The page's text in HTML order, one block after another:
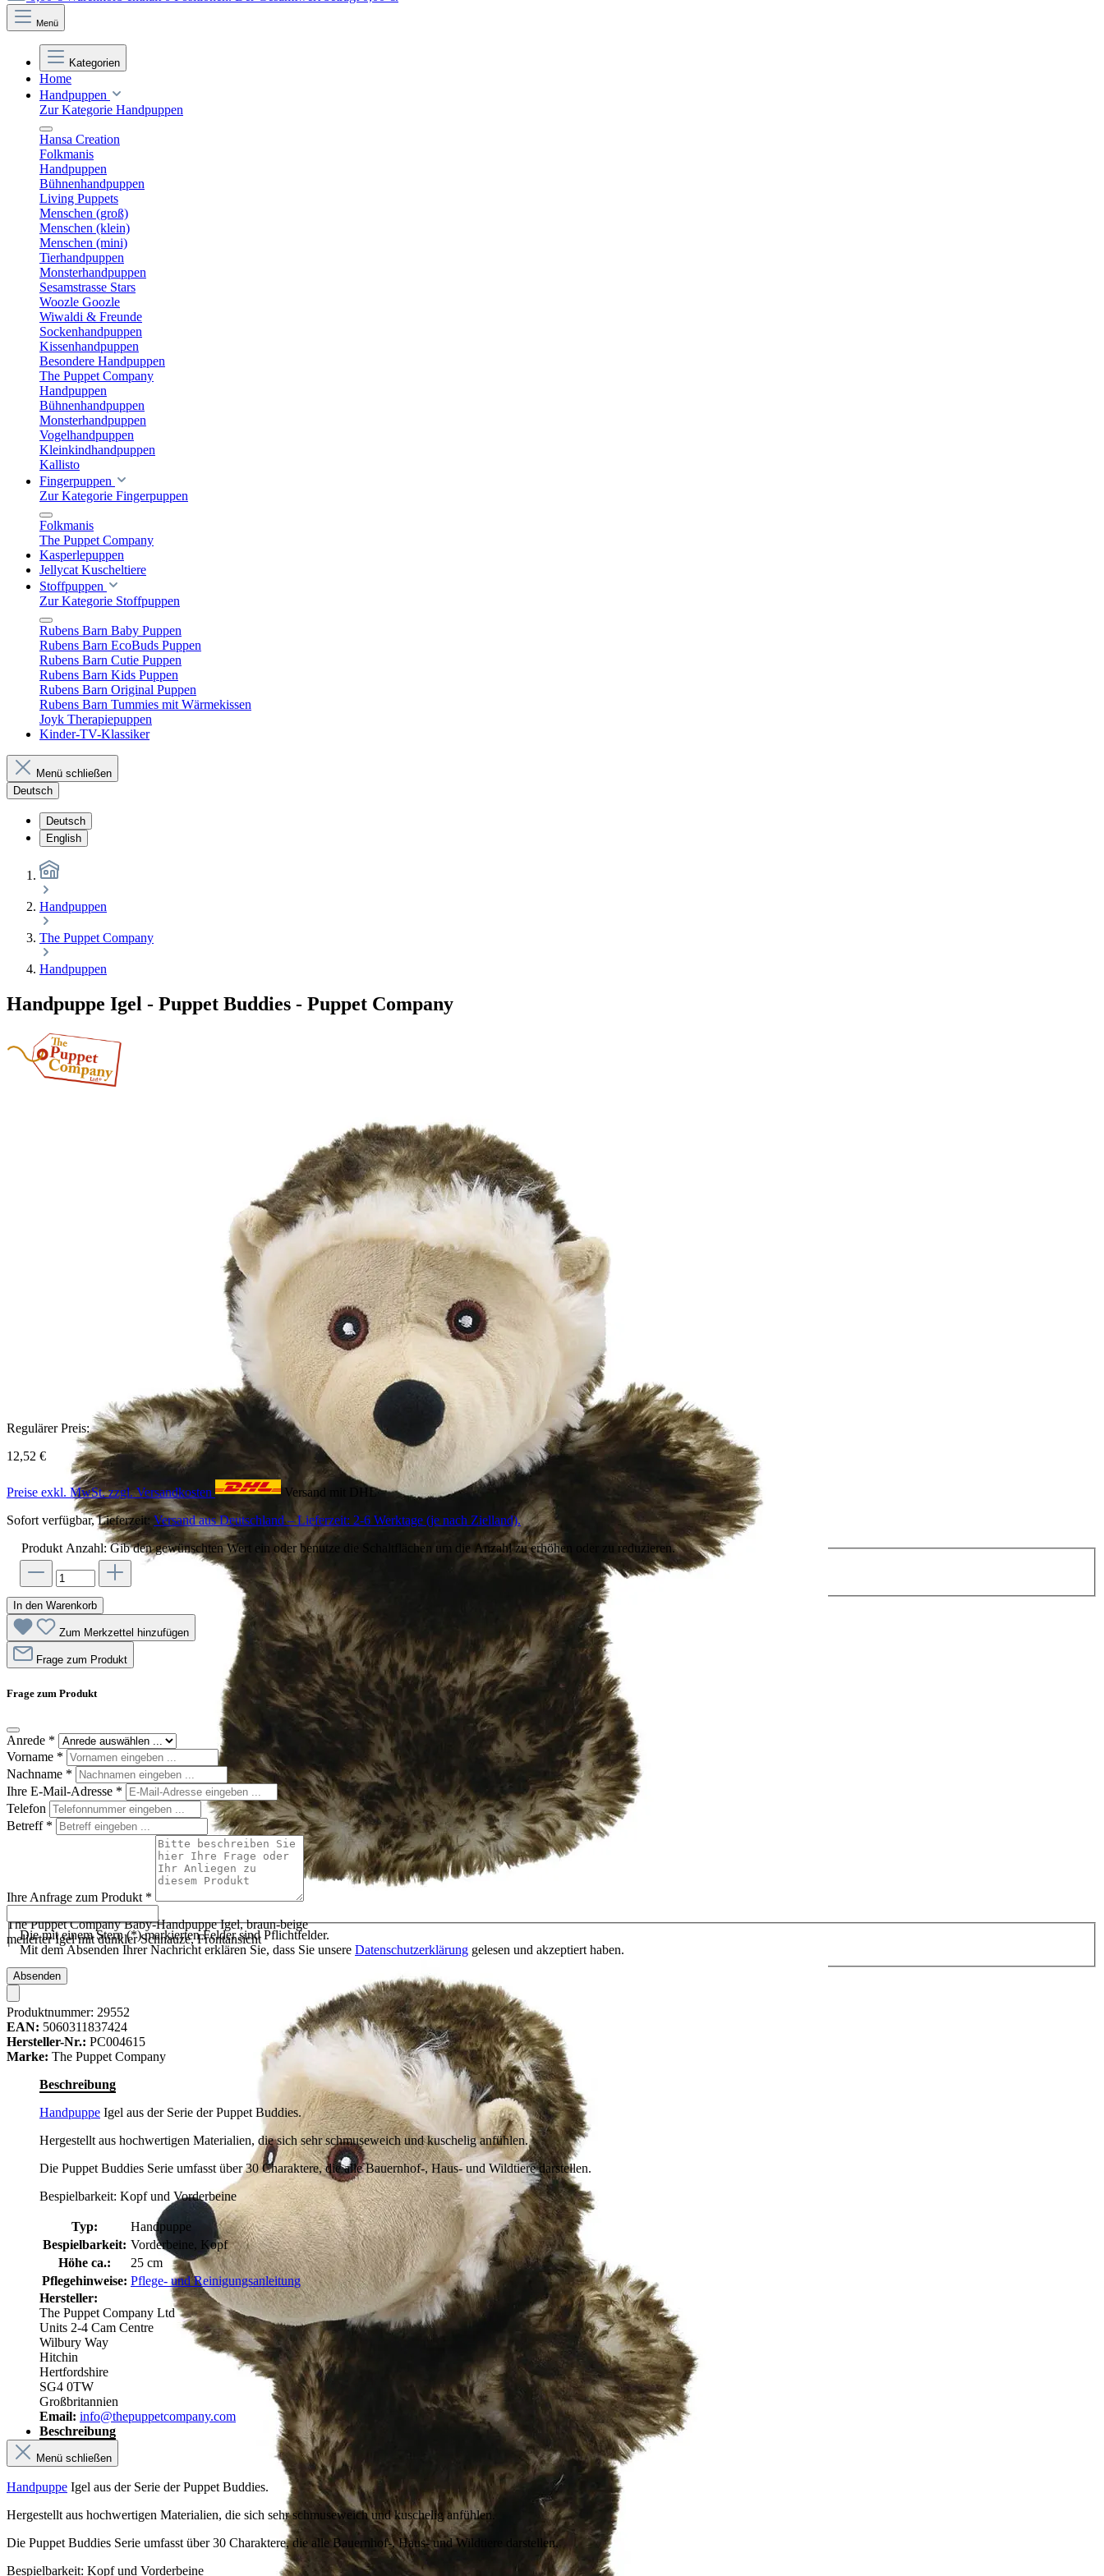
Menü
Kategorien
Home
Handpuppen
Zur Kategorie Handpuppen
Hansa Creation
Folkmanis
Handpuppen
Bühnenhandpuppen
Living Puppets
Menschen (groß)
Menschen (klein)
Menschen (mini)
Tierhandpuppen
Monsterhandpuppen
Sesamstrasse Stars
Woozle Goozle
Wiwaldi & Freunde
Sockenhandpuppen
Kissenhandpuppen
Besondere Handpuppen
The Puppet Company
Handpuppen
Bühnenhandpuppen
Monsterhandpuppen
Vogelhandpuppen
Kleinkindhandpuppen
Kallisto
Fingerpuppen
Zur Kategorie Fingerpuppen
Folkmanis
The Puppet Company
Kasperlepuppen
Jellycat Kuscheltiere
Stoffpuppen
Zur Kategorie Stoffpuppen
Rubens Barn Baby Puppen
Rubens Barn EcoBuds Puppen
Rubens Barn Cutie Puppen
Rubens Barn Kids Puppen
Rubens Barn Original Puppen
Rubens Barn Tummies mit Wärmekissen
Joyk Therapiepuppen
Kinder-TV-Klassiker
Menü schließen
Deutsch
Deutsch
English
Handpuppen
The Puppet Company
Handpuppen
Handpuppe Igel - Puppet Buddies - Puppet Company
The Puppet Company Baby-Handpuppe Igel, braun-beige
melierter Igel mit dunkler Schnauze, Frontansicht
Regulärer Preis:
12,52 €
Preise exkl. MwSt. zzgl. Versandkosten
Versand mit DHL
Sofort verfügbar, Lieferzeit:Versand aus Deutschland – Lieferzeit: 2-6 Werktage (je nach Zielland).
Produkt Anzahl: Gib den gewünschten Wert ein oder benutze die Schaltflächen um die Anzahl zu erhöhen oder zu reduzieren.
In den Warenkorb
Zum Merkzettel hinzufügen
Frage zum Produkt
Frage zum Produkt
Anrede *
Vorname *
Nachname *
Ihre E-Mail-Adresse *
Telefon
Betreff *
Ihre Anfrage zum Produkt *
Die mit einem Stern (*) markierten Felder sind Pflichtfelder.
Mit dem Absenden Ihrer Nachricht erklären Sie, dass Sie unsere Datenschutzerklärung gelesen und akzeptiert haben.
Absenden
Produktnummer: 29552
EAN: 5060311837424
Hersteller-Nr.: PC004615
Marke: The Puppet Company
Beschreibung
Handpuppe Igel aus der Serie der Puppet Buddies.
Hergestellt aus hochwertigen Materialien, die sich sehr schmuseweich und kuschelig anfühlen.
Die Puppet Buddies Serie umfasst über 30 Charaktere, die alle Bauernhof-, Haus- und Wildtiere darstellen.
Bespielbarkeit: Kopf und Vorderbeine
Typ:
Handpuppe
Bespielbarkeit: Vorderbeine, Kopf
Höhe ca.:
25 cm
Pflegehinweise: Pflege- und Reinigungsanleitung
Hersteller:
The Puppet Company Ltd
Units 2-4 Cam Centre
Wilbury Way
Hitchin
Hertfordshire
SG4 0TW
Großbritannien
Email: info@thepuppetcompany.com
Beschreibung
Menü schließen
Handpuppe Igel aus der Serie der Puppet Buddies.
Hergestellt aus hochwertigen Materialien, die sich sehr schmuseweich und kuschelig anfühlen.
Die Puppet Buddies Serie umfasst über 30 Charaktere, die alle Bauernhof-, Haus- und Wildtiere darstellen.
Bespielbarkeit: Kopf und Vorderbeine